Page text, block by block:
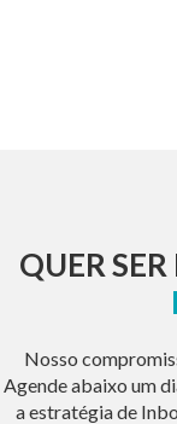
QUER
Nosso
Agende abaixo um
a estratégia de